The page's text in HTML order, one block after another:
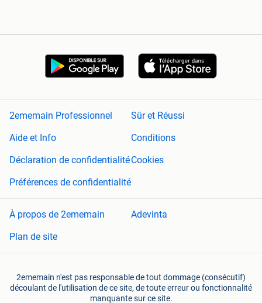
2ememain Professionnel
Sûr et Réussi
Aide et Info
Conditions
Déclaration de confidentialitéCookies
Préférences de confidentialité
À propos de 2ememain
Adevinta
Plan de site
2ememain n'est pas responsable de tout dommage (consécutif)
découlant de l'utilisation de ce site, de toute erreur ou fonctionnalité
manquante sur ce site.